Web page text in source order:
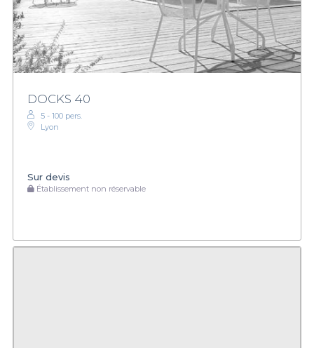
DOCKS 40
5 - 100 pers.
Lyon
Sur devis
Établissement non réservable